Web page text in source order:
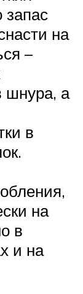
запас
на
–
шнура, а
в
на
в
и на